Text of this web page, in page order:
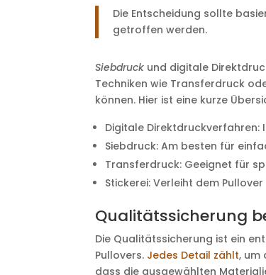
Die Entscheidung sollte
getroffen werden.
Siebdruck und digitale
Techniken wie Transferdruck
können. Hier ist eine kurze
Digitale Direktdruckverfahren:
Siebdruck: Am besten für
Transferdruck: Geeignet für
Stickerei: Verleiht dem
Qualitätssicherung
Die Qualitätssicherung ist ein
Pullovers. Jedes Detail zählt, um
dass die ausgewählten